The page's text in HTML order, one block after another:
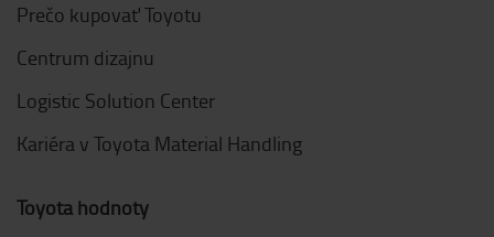
Prečo kupovať Toyotu
Centrum dizajnu
Logistic Solution Center
Kariéra v Toyota Material Handling
Toyota hodnoty